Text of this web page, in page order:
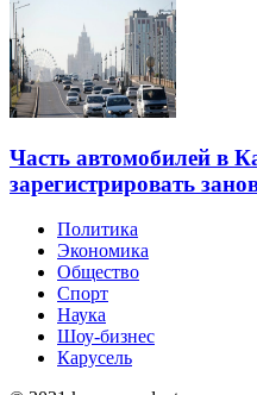
Часть автомобилей в
зарегистрировать
Политика
Экономика
Общество
Спорт
Наука
Шоу-бизнес
Карусель